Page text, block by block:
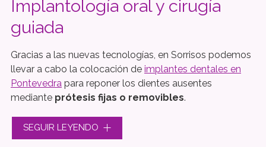
Implantología oral y cirugía
guiada
Gracias a las nuevas tecnologías, en Sorrisos podemos
llevar a cabo la colocación de implantes dentales en
Pontevedra para reponer los dientes ausentes
mediante prótesis fijas o removibles.
Planificamos rigurosamente cada caso para realizar las
SEGUIR LEYENDO